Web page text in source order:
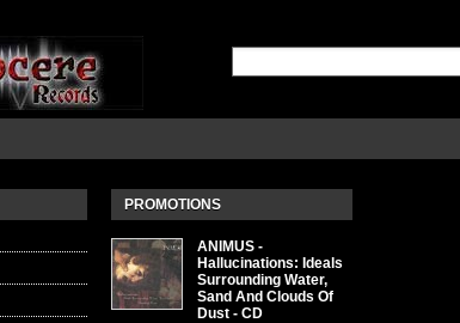
PROMOTIONS
ANIMUS -
Hallucinations: Ideals
Surrounding Water,
Sand And Clouds Of
Dust - CD